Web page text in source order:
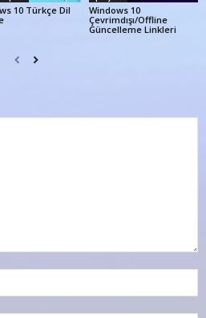
10 Türkçe Dil
Windows 10
Çevrimdışı/Offline
Güncelleme Linkleri